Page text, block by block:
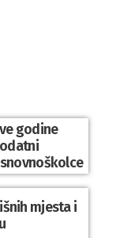
godine
mjesta i